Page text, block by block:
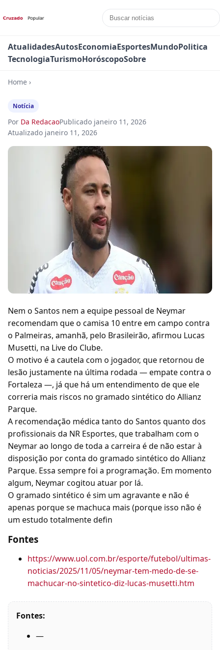
AtualidadesAutosEconomiaEsportesMundoPolitica
TecnologiaTurismoHoróscopoSobre
Home ›
Notícia
Por Da RedacaoPublicado janeiro 11, 2026
Atualizado janeiro 11, 2026
Nem o Santos nem a equipe pessoal de Neymar
recomendam que o camisa 10 entre em campo contra
o Palmeiras, amanhã, pelo Brasileirão, afirmou Lucas
Musetti, na Live do Clube.
O motivo é a cautela com o jogador, que retornou de
lesão justamente na última rodada — empate contra o
Fortaleza —, já que há um entendimento de que ele
correria mais riscos no gramado sintético do Allianz
Parque.
A recomendação médica tanto do Santos quanto dos
profissionais da NR Esportes, que trabalham com o
Neymar ao longo de toda a carreira é de não estar à
disposição por conta do gramado sintético do Allianz
Parque. Essa sempre foi a programação. Em momento
algum, Neymar cogitou atuar por lá.
O gramado sintético é sim um agravante e não é
apenas porque se machuca mais (porque isso não é
um estudo totalmente defin
Fontes
https://www.uol.com.br/esporte/futebol/ultimas-
noticias/2025/11/05/neymar-tem-medo-de-se-
machucar-no-sintetico-diz-lucas-musetti.htm
Fontes:
—